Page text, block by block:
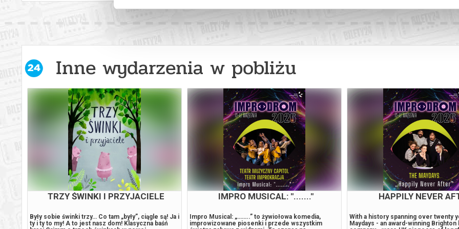
Inne wydarzenia w pobliżu
CHONO NA BEZGROŁY
Na jednej scenie spotkają się ilustratorka,
improwizatorzy teatralni oraz muzyk. Po drugiej
NIEDOKOŃCZONE… MIEJSCE:
BYDGOSZCZY
Orkiestra Symfoniczna Filharmonii Pomorskiej
Eugene Tzigane dyrygent Tymoteusz Bies
LOKATORZY Z
Teatr Komedii Impro Lokatorzy z
komedia spirytystyczna Lokatorzy z